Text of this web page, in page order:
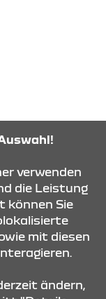
verwenden
die Leistung
können Sie
mit diesen
ändern,